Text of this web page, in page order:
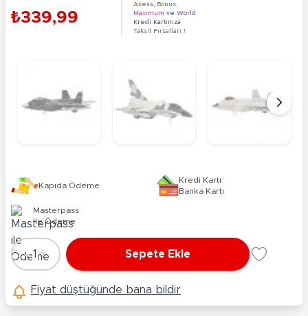
₺339,99
Axess Bonus
Maximum ve World
Kredi Kartınıza
Taksit Fırsatları !
Kapıda Ödeme
Kredi Kartı
Banka Kartı
Masterpass
ile Ödeme
Adet
-1 + Sepete Ekle
Fiyat düştüğünde bana bildir